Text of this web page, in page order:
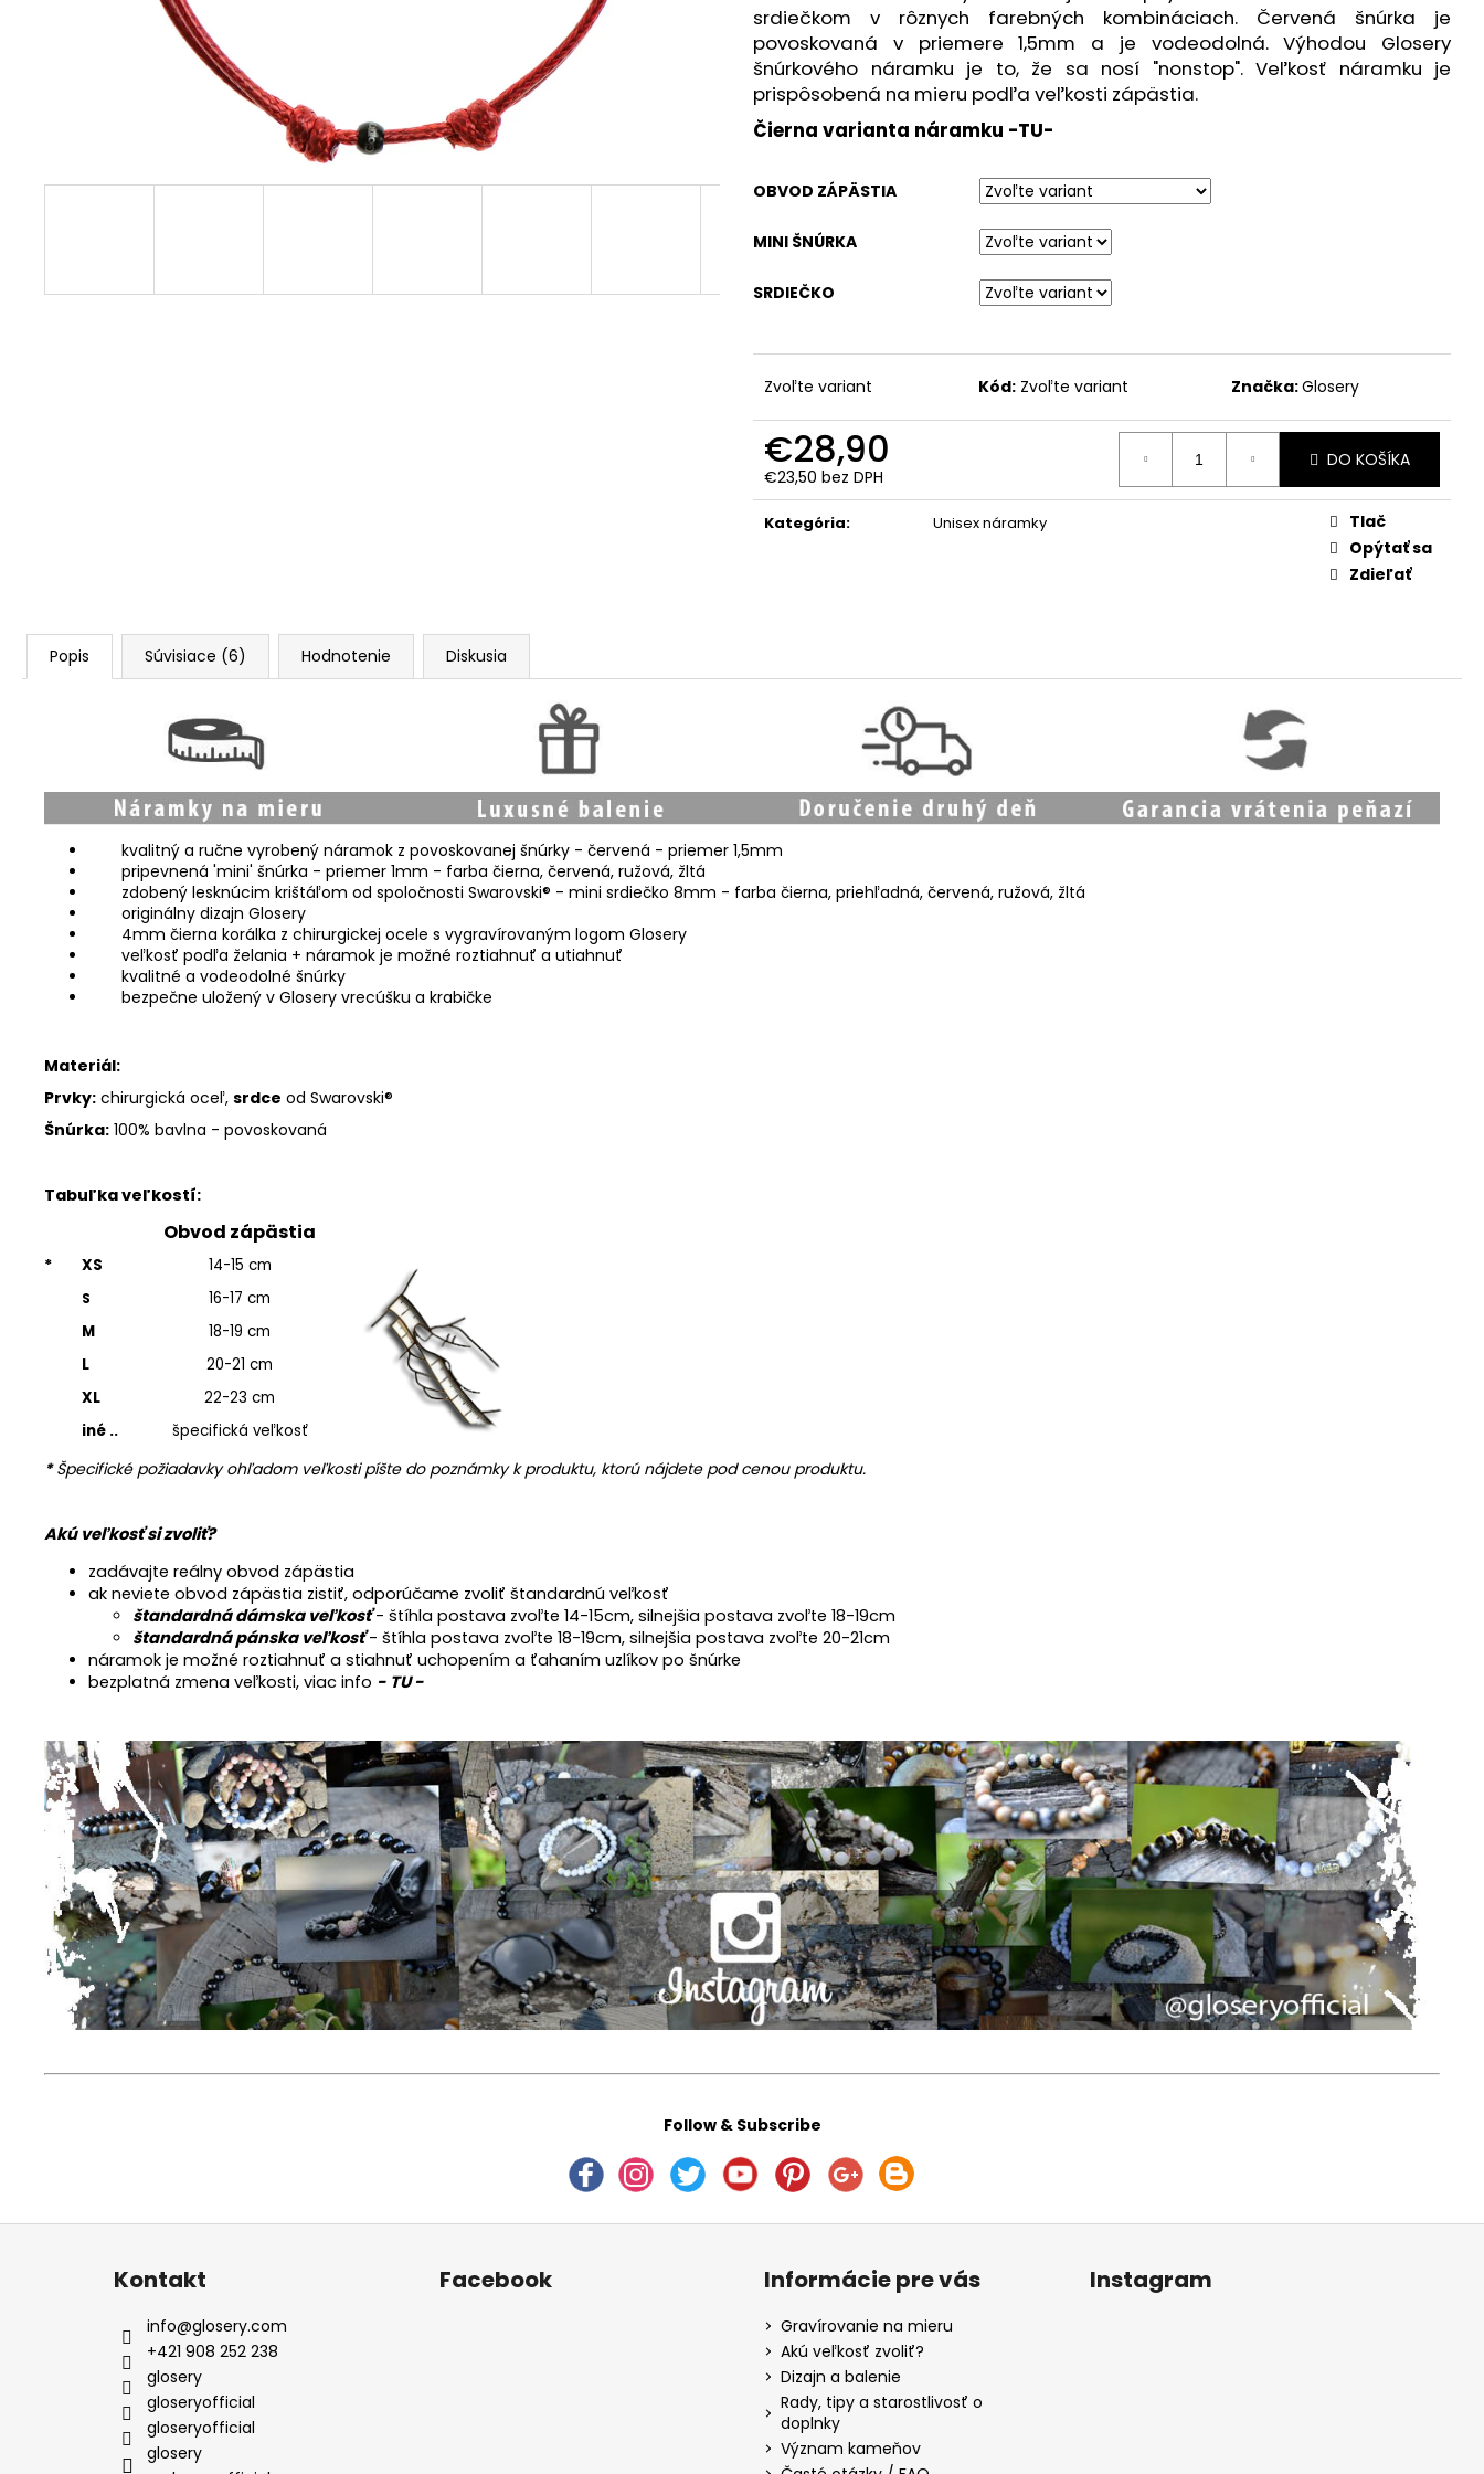
srdiečkom v rôznych farebných kombináciach. Červená šnúrka je
povoskovaná v priemere 1,5mm a je vodeodolná. Výhodou Glosery
šnúrkového náramku je to, že sa nosí "nonstop". Veľkosť náramku je
prispôsobená na mieru podľa veľkosti zápästia.
Čierna varianta náramku -TU-
OBVOD ZÁPÄSTIA
MINI ŠNÚRKA
SRDIEČKO
Zvoľte variant Kód: Zvoľte variant Značka:Glosery
€28,90
€23,50 bez DPH
Jednotková
cena:
DO KOŠÍKA
Kategória: Unisex náramky
Tlač
Opýtať sa
Zdieľať
Popis Súvisiace (6) Hodnotenie Diskusia
kvalitný a ručne vyrobený náramok z povoskovanej šnúrky - červená - priemer 1,5mm
pripevnená 'mini' šnúrka - priemer 1mm - farba čierna, červená, ružová, žltá
zdobený lesknúcim krištáľom od spoločnosti Swarovski® - mini srdiečko 8mm - farba čierna, priehľadná, červená, ružová, žltá
originálny dizajn Glosery
4mm čierna korálka z chirurgickej ocele s vygravírovaným logom Glosery
veľkosť podľa želania + náramok je možné roztiahnuť a utiahnuť
kvalitné a vodeodolné šnúrky
bezpečne uložený v Glosery vrecúšku a krabičke
Materiál:
Prvky: chirurgická oceľ, srdce od Swarovski®
Šnúrka: 100% bavlna - povoskovaná
Tabuľka veľkostí:
Obvod zápästia
* XS 14-15 cm
S
16-17 cm
M
18-19 cm
L
20-21 cm
XL
22-23 cm
iné ..
špecifická veľkosť
*Špecifické požiadavky ohľadom veľkosti píšte do poznámky k produktu, ktorú nájdete pod cenou produktu.
Akú veľkosť si zvoliť?
zadávajte reálny obvod zápästia
ak neviete obvod zápästia zistiť, odporúčame zvoliť štandardnú veľkosť
štandardná dámska veľkosť- štíhla postava zvoľte 14-15cm, silnejšia postava zvoľte 18-19cm
štandardná pánska veľkosť - štíhla postava zvoľte 18-19cm, silnejšia postava zvoľte 20-21cm
náramok je možné roztiahnuť a stiahnuť uchopením a ťahaním uzlíkov po šnúrke
bezplatná zmena veľkosti, viac info - TU -
Follow & Subscribe
Z
Kontakt
info@glosery.com
+421 908 252 238
glosery
gloseryofficial
gloseryofficial
glosery
Facebook Informácie pre vás
Gravírovanie na mieru
Akú veľkosť zvoliť?
Dizajn a balenie
Rady, tipy a starostlivosť o
doplnky
Význam kameňov
Instagram